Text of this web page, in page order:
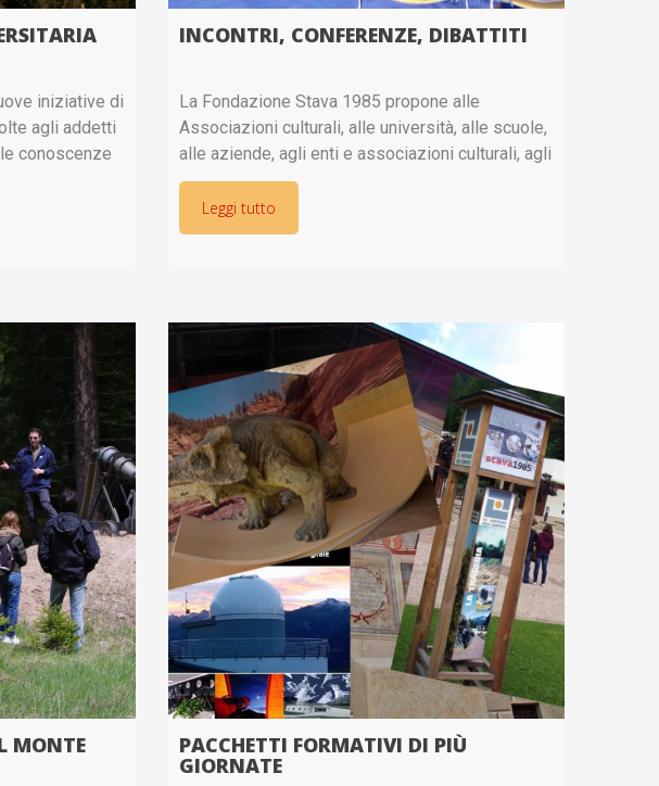
iniziative di
agli addetti
conoscenze
bacini di
e
INCONTRI, CONFERENZE, DIBATTITI
La Fondazione Stava 1985 propone alle
Associazioni culturali, alle università, alle scuole,
alle aziende, agli enti e associazioni culturali, agli
enti e istituti di formazione in genere e di
formazione aziendale e manageriale in
particolare,
Leggi tutto
MONTE PACCHETTI FORMATIVI DI PIÙ
GIORNATE